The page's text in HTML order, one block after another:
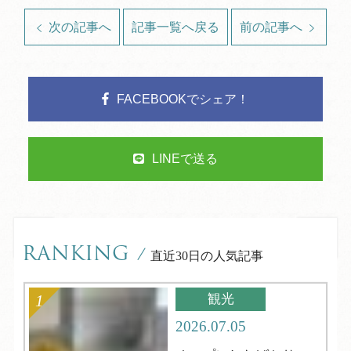
次の記事へ 記事一覧へ戻る 前の記事へ
FACEBOOKでシェア！
LINEで送る
RANKING / 直近30日の人気記事
観光
2026.07.05